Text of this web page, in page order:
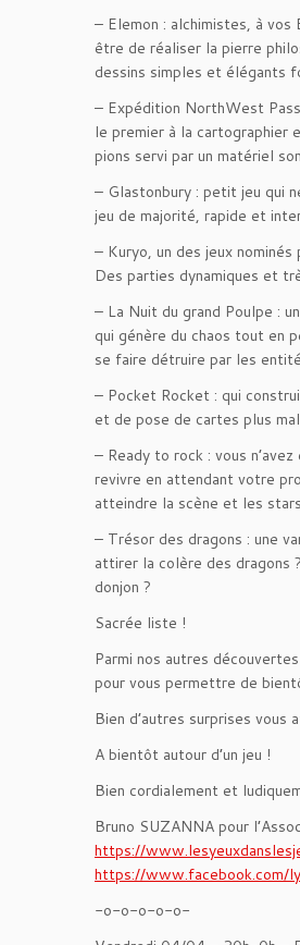
– Elemon : alchimistes, à
être de réaliser la pierre
dessins simples et élégants
– Expédition NorthWest
le premier à la cartographier
pions servi par un matériel
– Glastonbury : petit jeu qui
jeu de majorité, rapide et
– Kuryo, un des jeux
Des parties dynamiques et
– La Nuit du grand Poulpe :
qui génère du chaos tout en
se faire détruire par les
– Pocket Rocket : qui
et de pose de cartes plus
– Ready to rock : vous
revivre en attendant votre
atteindre la scène et les
– Trésor des dragons : une
attirer la colère des dragons
donjon ?
Sacrée liste !
Parmi nos autres
pour vous permettre de
Bien d’autres surprises
A bientôt autour d’un jeu !
Bien cordialement et
Bruno SUZANNA pour
https://
https://www.facebook.com/
-o-o-o-o-o-